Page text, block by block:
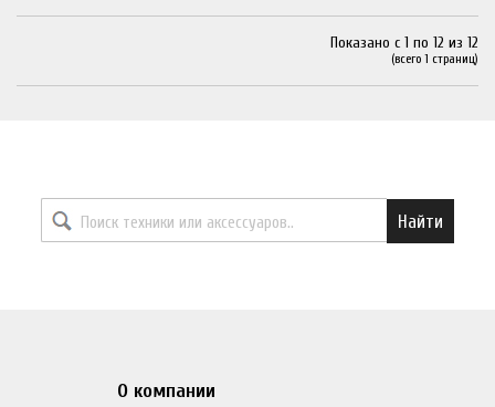
Показано с 1 по 12 из 12
(всего 1 страниц)
Найти
О компании